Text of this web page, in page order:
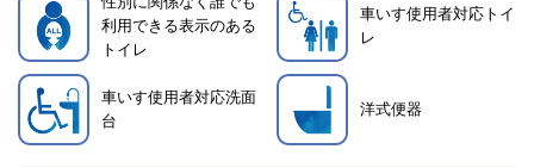
利用できる表示のある
トイレ
車いす使用者対応トイ
レ
車いす使用者対応洗面
台
洋式便器